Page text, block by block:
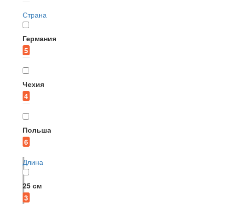
Страна
Германия
5
Чехия
4
Польша
6
Длина
25 см
3